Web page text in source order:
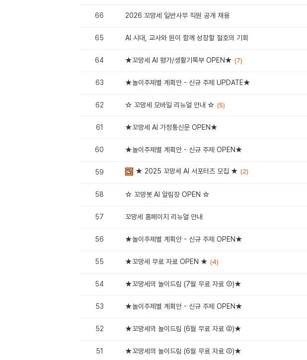
66 2026 꼬망세 일반사무 직원 공개 채용
65 AI 시대, 교사와 원이 함께 성장할 절호의 기회
64 ★꼬망세 AI 평가/생활기록부 OPEN★ (7)
63 ★놀이주제별 계획안 - 신규 주제 UPDATE★
62 ☆ 꼬망세 모바일 리뉴얼 안내 ☆ (5)
61 ★꼬망세 AI 가정통신문 OPEN★
60 ★놀이주제별 계획안 - 신규 주제 OPEN★
59 ★ 2025 꼬망세 AI 서포터즈 모집 ★ (2)
58 ☆ 꼬망봇 AI 알림장 OPEN ☆
57 꼬망세 홈페이지 리뉴얼 안내
56 ★놀이주제별 계획안 - 신규 주제 OPEN★
55 ★꼬망세 무료 자료 OPEN ★ (4)
54 ★꼬망세의 놀이드림 (7월 무료 자료 ①)★
53 ★놀이주제별 계획안 - 신규 주제 OPEN★
52 ★꼬망세의 놀이드림 (6월 무료 자료 ②)★
51 ★꼬망세의 놀이드림 (6월 무료 자료 ①)★